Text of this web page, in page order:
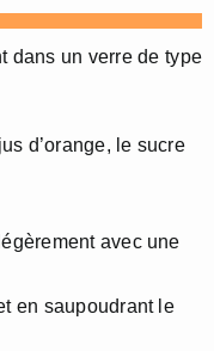
dans un verre de type
d’orange, le sucre
avec une
en saupoudrant le